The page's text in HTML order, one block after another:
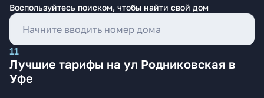
Воспользуйтесь поиском, чтобы найти свой дом
11
Лучшие тарифы на ул Родниковская в
Уфе